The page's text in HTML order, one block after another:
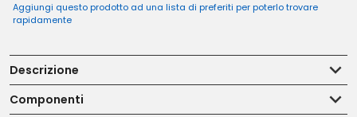
Aggiungi questo prodotto ad una lista di preferiti per poterlo trovare
rapidamente
Descrizione
Componenti